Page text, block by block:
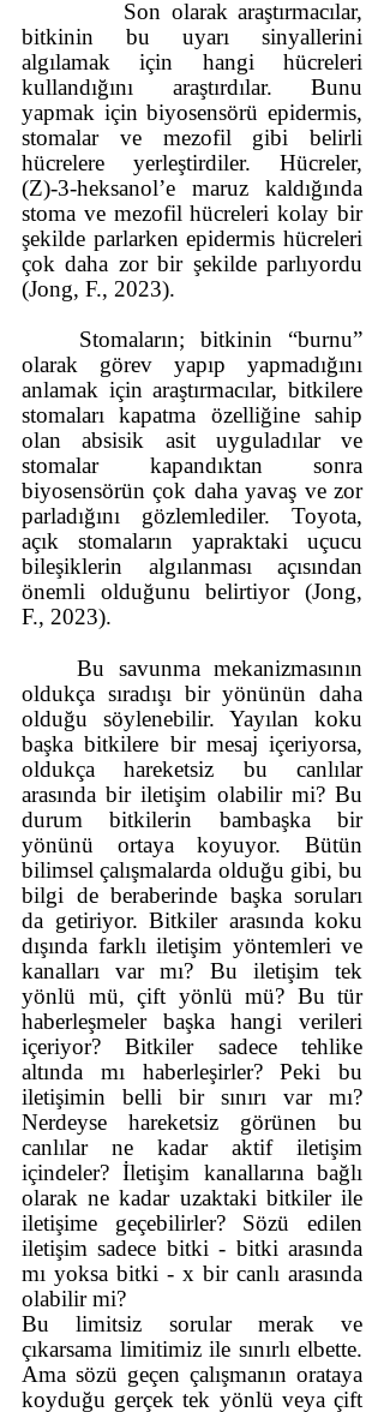
bitkinin bu uyarı sinyallerini
algılamak için hangi hücreleri
kullandığını araştırdılar. Bunu
yapmak için biyosensörü epidermis,
stomalar ve mezofil gibi belirli
hücrelere yerleştirdiler. Hücreler,
(Z)-3-heksanol’e maruz kaldığında
stoma ve mezofil hücreleri kolay bir
şekilde parlarken epidermis hücreleri
çok daha zor bir şekilde parlıyordu
(Jong, F., 2023).
Stomaların; bitkinin “burnu”
olarak görev yapıp yapmadığını
anlamak için araştırmacılar, bitkilere
stomaları kapatma özelliğine sahip
olan absisik asit uyguladılar ve
stomalar kapandıktan sonra
biyosensörün çok daha yavaş ve zor
parladığını gözlemlediler. Toyota,
açık stomaların yapraktaki uçucu
bileşiklerin algılanması açısından
önemli olduğunu belirtiyor (Jong,
F., 2023).
Bu savunma mekanizmasının
oldukça sıradışı bir yönünün daha
olduğu söylenebilir. Yayılan koku
başka bitkilere bir mesaj içeriyorsa,
oldukça hareketsiz bu canlılar
arasında bir iletişim olabilir mi? Bu
durum bitkilerin bambaşka bir
yönünü ortaya koyuyor. Bütün
bilimsel çalışmalarda olduğu gibi, bu
bilgi de beraberinde başka soruları
da getiriyor. Bitkiler arasında koku
dışında farklı iletişim yöntemleri ve
kanalları var mı? Bu iletişim tek
yönlü mü, çift yönlü mü? Bu tür
haberleşmeler başka hangi verileri
içeriyor? Bitkiler sadece tehlike
altında mı haberleşirler? Peki bu
iletişimin belli bir sınırı var mı?
Nerdeyse hareketsiz görünen bu
canlılar ne kadar aktif iletişim
içindeler? İletişim kanallarına bağlı
olarak ne kadar uzaktaki bitkiler ile
iletişime geçebilirler? Sözü edilen
iletişim sadece bitki - bitki arasında
mı yoksa bitki - x bir canlı arasında
olabilir mi?
Bu limitsiz sorular merak ve
çıkarsama limitimiz ile sınırlı elbette.
Ama sözü geçen çalışmanın orataya
koyduğu gerçek tek yönlü veya çift